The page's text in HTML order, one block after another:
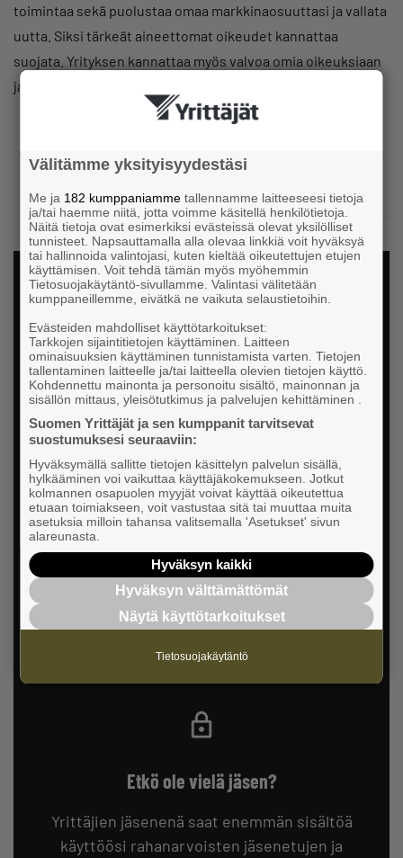
toimintaa sekä puolustaa omaa markkinaosuuttasi ja vallata
uutta. Siksi tärkeät aineettomat oikeudet kannattaa
suojata. Yrityksen kannattaa myös valvoa omia oikeuksiaan
ja puuttua ajoissa niiden loukkauksiin.
VAIN JÄSENILLE
Haluatko nähdä lisää? Jäsenenä
saat enemmän, kirjaudu tai liity
Kirjaudu sisään
Kirjaudu sisään ja ota käyttöösi Yrittäjien
jäsensisällöt.
KIRJAUDU SISÄÄN
Etkö ole vielä jäsen?
Yrittäjien jäsenenä saat enemmän sisältöä
käyttöösi rahanarvoisten jäsenetujen ja
Välitämme yksityisyydestäsi
Me ja 182 kumppaniamme tallennamme laitteeseesi tietoja
ja/tai haemme niitä, jotta voimme käsitellä henkilötietoja.
Näitä tietoja ovat esimerkiksi evästeissä olevat yksilölliset
tunnisteet. Napsauttamalla alla olevaa linkkiä voit hyväksyä
tai hallinnoida valintojasi, kuten kieltää oikeutettujen etujen
käyttämisen. Voit tehdä tämän myös myöhemmin
Tietosuojakäytäntö-sivullamme. Valintasi välitetään
kumppaneillemme, eivätkä ne vaikuta selaustietoihin.
Evästeiden mahdolliset käyttötarkoitukset:
Tarkkojen sijaintitietojen käyttäminen. Laitteen
ominaisuuksien käyttäminen tunnistamista varten. Tietojen
tallentaminen laitteelle ja/tai laitteella olevien tietojen käyttö.
Kohdennettu mainonta ja personoitu sisältö, mainonnan ja
sisällön mittaus, yleisötutkimus ja palvelujen kehittäminen .
Suomen Yrittäjät ja sen kumppanit tarvitsevat
suostumuksesi seuraaviin:
Hyväksymällä sallitte tietojen käsittelyn palvelun sisällä,
hylkääminen voi vaikuttaa käyttäjäkokemukseen. Jotkut
kolmannen osapuolen myyjät voivat käyttää oikeutettua
etuaan toimiakseen, voit vastustaa sitä tai muuttaa muita
asetuksia milloin tahansa valitsemalla 'Asetukset' sivun
alareunasta.
Hyväksyn kaikki
Hyväksyn välttämättömät
Näytä käyttötarkoitukset
Tietosuojakäytäntö